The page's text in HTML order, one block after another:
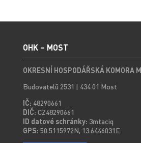
OHK – MOST
OKRESNÍ HOSPODÁŘSKÁ KOMORA
Budovatelů 2531 | 434 01 Most
IČ: 48290661
DIČ: CZ48290661
ID datové schránky: 3mtaciq
GPS: 50.5115972N, 13.6446031E